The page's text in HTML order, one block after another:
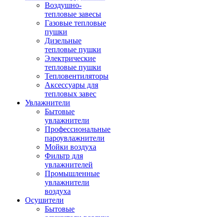
Воздушно-
тепловые завесы
Газовые тепловые
пушки
Дизельные
тепловые пушки
Электрические
тепловые пушки
Тепловентиляторы
Аксессуары для
тепловых завес
Увлажнители
Бытовые
увлажнители
Профессиональные
пароувлажнители
Мойки воздуха
Фильтр для
увлажнителей
Промышленные
увлажнители
воздуха
Осушители
Бытовые